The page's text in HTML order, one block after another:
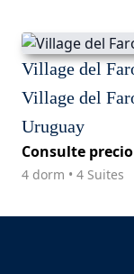
Village del
Village del
Uruguay
Consulte precio
4 dorm • 4 Suites